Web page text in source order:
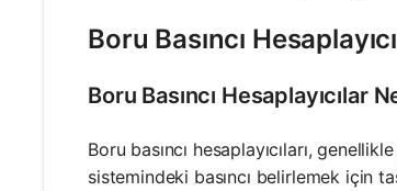
Boru Basıncı
Boru Basıncı Hesaplayıcılar
Boru basıncı hesaplayıcıları,
sistemindeki basıncı belirlemek için